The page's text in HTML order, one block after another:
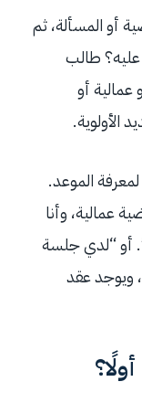
أو المسألة، ثم
طالب
أو
الأولوية.
الموعد.
بعد 5 أيام في قضية عمالية، وأنا
أو “لدي جلسة
ويوجد عقد